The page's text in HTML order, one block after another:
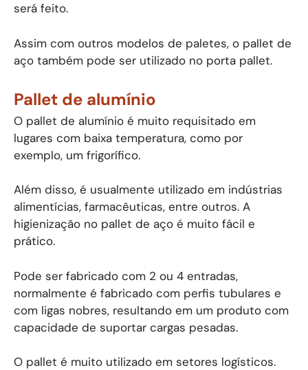
será feito.
Assim com outros modelos de paletes, o pallet de
aço também pode ser utilizado no porta pallet.
Pallet de alumínio
O pallet de alumínio é muito requisitado em
lugares com baixa temperatura, como por
exemplo, um frigorífico.
Além disso, é usualmente utilizado em indústrias
alimentícias, farmacêuticas, entre outros. A
higienização no pallet de aço é muito fácil e
prático.
Pode ser fabricado com 2 ou 4 entradas,
normalmente é fabricado com perfis tubulares e
com ligas nobres, resultando em um produto com
capacidade de suportar cargas pesadas.
O pallet é muito utilizado em setores logísticos.